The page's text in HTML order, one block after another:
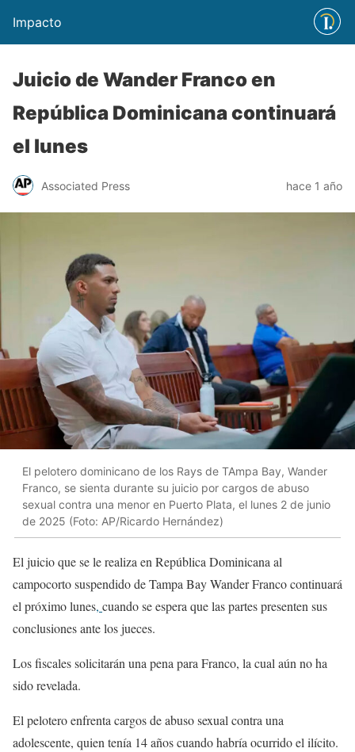
Impacto
Juicio de Wander Franco en
República Dominicana continuará
el lunes
Associated Press hace 1 año
El pelotero dominicano de los Rays de TAmpa Bay, Wander
Franco, se sienta durante su juicio por cargos de abuso
sexual contra una menor en Puerto Plata, el lunes 2 de junio
de 2025 (Foto: AP/Ricardo Hernández)
El juicio que se le realiza en República Dominicana al
campocorto suspendido de Tampa Bay Wander Franco continuará
el próximo lunes, cuando se espera que las partes presenten sus
conclusiones ante los jueces.
Los fiscales solicitarán una pena para Franco, la cual aún no ha
sido revelada.
El pelotero enfrenta cargos de abuso sexual contra una
adolescente, quien tenía 14 años cuando habría ocurrido el ilícito.